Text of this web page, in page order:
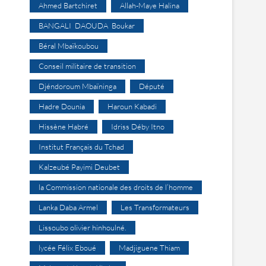
Ahmed Bartchiret Allah-Maye Halina
BANGALI DAOUDA Boukar
Béral Mbaïkoubou
Conseil militaire de transition
Djéndoroum Mbaïninga Député
Hadre Dounia Haroun Kabadi
Hissène Habré Idriss Déby Itno
Institut Français du Tchad
Kalzeubé Payimi Deubet
la Commission nationale des droits de l’homme
Lanka Daba Armel Les Transformateurs
Lissoubo olivier hinhoulné.
lycée Félix Eboué Madjiguene Thiam